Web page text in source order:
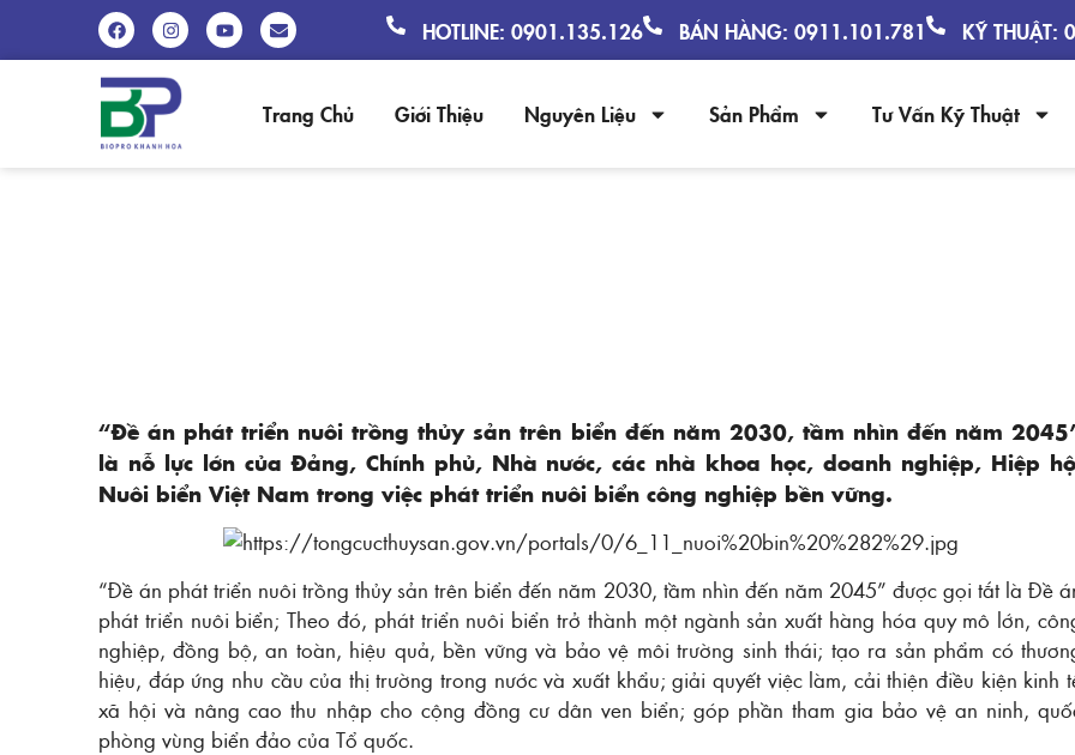
HOTLINE: 0901.135.126 BÁN HÀNG: 0911.101.781 KỸ THUẬT:
Trang Chủ Giới Thiệu Nguyên Liệu Sản Phẩm Tư Vấn Kỹ Thuật
“Đề án phát triển nuôi trồng thủy sản trên biển đến năm 2030, tầm nhìn đến năm
là nỗ lực lớn của Đảng, Chính phủ, Nhà nước, các nhà khoa học, doanh nghiệp, Hiệp
Nuôi biển Việt Nam trong việc phát triển nuôi biển công nghiệp bền vững.
“Đề án phát triển nuôi trồng thủy sản trên biển đến năm 2030, tầm nhìn đến năm 2045” được gọi tắt là Đề
phát triển nuôi biển; Theo đó, phát triển nuôi biển trở thành một ngành sản xuất hàng hóa quy mô lớn,
nghiệp, đồng bộ, an toàn, hiệu quả, bền vững và bảo vệ môi trường sinh thái; tạo ra sản phẩm có
hiệu, đáp ứng nhu cầu của thị trường trong nước và xuất khẩu; giải quyết việc làm, cải thiện điều kiện kinh
xã hội và nâng cao thu nhập cho cộng đồng cư dân ven biển; góp phần tham gia bảo vệ an ninh,
phòng vùng biển đảo của Tổ quốc.